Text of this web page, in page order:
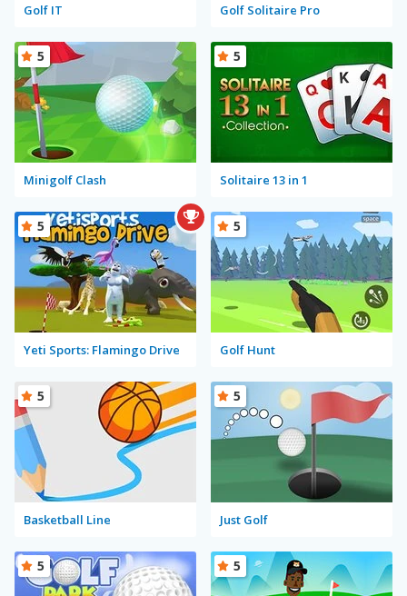
Golf IT Golf Solitaire Pro
Minigolf Clash
5
Solitaire 13 in 1
5
Yeti Sports: Flamingo Drive
5
Golf Hunt
5
Basketball Line
5
Just Golf
5
5 5